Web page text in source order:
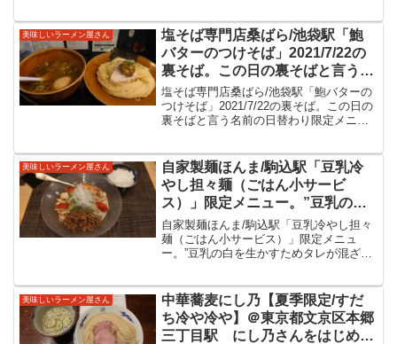
た！毎月第一火曜日に要の塩として営業
している麺処篠はらさ...
美味しいラーメン屋さん
塩そば専門店桑ばら/池袋駅「鮑
バターのつけそば」2021/7/22の
裏そば。この日の裏そばと言う名
前の日替わり限定メニューは鮑の
つけ麺。鮑の具材はもちろん、少
し強めの塩ダレでしたが海の旨味
た。
塩そば専門店桑ばら/池袋駅「鮑バターの
つけそば」2021/7/22の裏そば。この日の
裏そばと言う名前の日替わり限定メニュ
じるつけ麺をいただきました。塩そば専
門店桑ばら/...
美味しいラーメン屋さん
自家製麺ほんま/駒込駅「豆乳冷
やし担々麺（ごはん小サービ
ス）」限定メニュー。”豆乳の白
を生かすためタレが混ざらないよ
う、注文を受けてから8種類くら
いタレや調味料を豆乳の下に沈め
いただきました。
自家製麺ほんま/駒込駅「豆乳冷やし担々
麺（ごはん小サービス）」限定メニュ
ー。”豆乳の白を生かすためタレが混ざら
いう美味しい冷やしをいただきました。
自家製麺ほんま/駒...
美味しいラーメン屋さん
中華蕎麦にし乃【夏季限定/すだ
ち冷や冷や】＠東京都文京区本郷
三丁目駅 にし乃さんをはじめ系